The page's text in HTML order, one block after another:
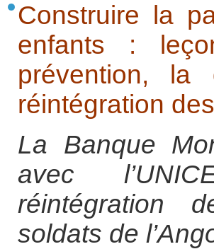
Construire la
enfants :
prévention, la
réintégration
La Banque
avec
réintégration
soldats de